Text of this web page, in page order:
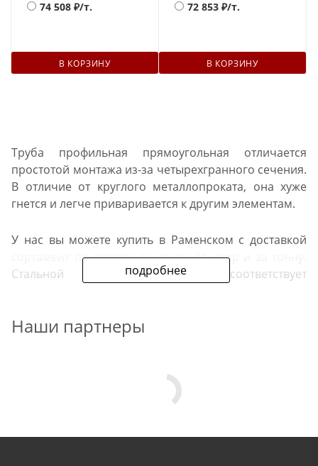
74 508 ₽/т.
В КОРЗИНУ
72 853 ₽/т.
В КОРЗИНУ
подробнее
Труба профильная прямоугольная отличается
простотой монтажа из-за четырехгранного сечения.
В отличие от круглого металлопроката, она хуже
гнется и легче приваривается к другим элементам.
У нас вы можете купить в Раменском с доставкой
сортамент по выгодным ценам за метр и за тонну.
Стальной прокат в продаже соответствует
Преимущества нашего
Мы предлагаем черную профильную трубу
Наши партнеры